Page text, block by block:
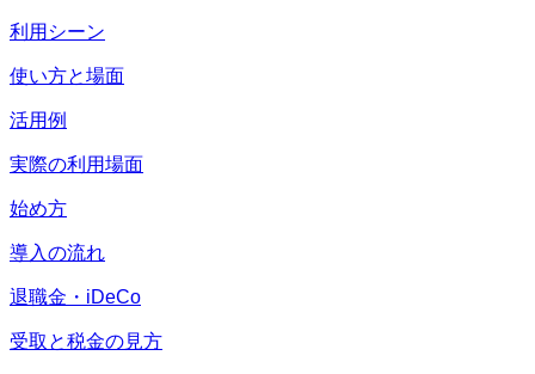
利用シーン
使い方と場面
活用例
実際の利用場面
始め方
導入の流れ
退職金・iDeCo
受取と税金の見方